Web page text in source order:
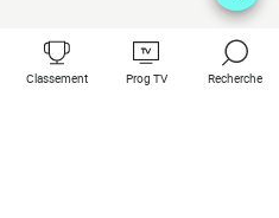
Classement Prog TV Recherche